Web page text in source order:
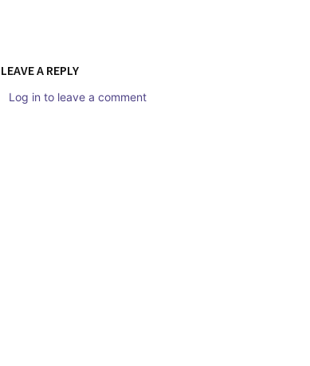
LEAVE A REPLY
Log in to leave a comment